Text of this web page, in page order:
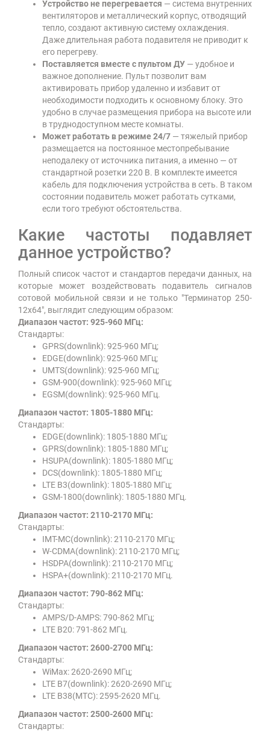
Устройство не перегревается — система внутренних
вентиляторов и металлический корпус, отводящий
тепло, создают активную систему охлаждения.
Даже длительная работа подавителя не приводит к
его перегреву.
Поставляется вместе с пультом ДУ — удобное и
важное дополнение. Пульт позволит вам
активировать прибор удаленно и избавит от
необходимости подходить к основному блоку. Это
удобно в случае размещения прибора на высоте или
в труднодоступном месте комнаты.
Может работать в режиме 24/7 — тяжелый прибор
размещается на постоянное местопребывание
неподалеку от источника питания, а именно — от
стандартной розетки 220 В. В комплекте имеется
кабель для подключения устройства в сеть. В таком
состоянии подавитель может работать сутками,
если того требуют обстоятельства.
Какие частоты подавляет
данное устройство?
Полный список частот и стандартов передачи данных, на
которые может воздействовать подавитель сигналов
сотовой мобильной связи и не только "Терминатор 250-
12х64", выглядит следующим образом:
Диапазон частот: 925-960 МГц:
Стандарты:
GPRS(downlink): 925-960 МГц;
EDGE(downlink): 925-960 МГц;
UMTS(downlink): 925-960 МГц;
GSM-900(downlink): 925-960 МГц;
EGSM(downlink): 925-960 МГц.
Диапазон частот: 1805-1880 МГц:
Стандарты:
EDGE(downlink): 1805-1880 МГц;
GPRS(downlink): 1805-1880 МГц;
HSUPA(downlink): 1805-1880 МГц;
DCS(downlink): 1805-1880 МГц;
LTE B3(downlink): 1805-1880 МГц;
GSM-1800(downlink): 1805-1880 МГц.
Диапазон частот: 2110-2170 МГц:
Стандарты:
IMT-MC(downlink): 2110-2170 МГц;
W-CDMA(downlink): 2110-2170 МГц;
HSDPA(downlink): 2110-2170 МГц;
HSPA+(downlink): 2110-2170 МГц.
Диапазон частот: 790-862 МГц:
Стандарты:
AMPS/D-AMPS: 790-862 МГц;
LTE B20: 791-862 МГц.
Диапазон частот: 2600-2700 МГц:
Стандарты:
WiMax: 2620-2690 МГц;
LTE B7(downlink): 2620-2690 МГц;
LTE B38(МТС): 2595-2620 МГц.
Диапазон частот: 2500-2600 МГц:
Стандарты: